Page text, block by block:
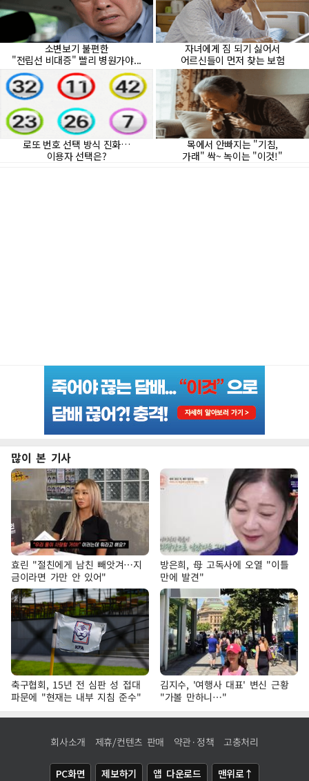
많이 본 기사
효린 "절친에게 남친 빼앗겨…지
금이라면 가만 안 있어"
방은희, 母 고독사에 오열 "이틀
만에 발견"
축구협회, 15년 전 심판 성 접대
파문에 "현재는 내부 지침 준수"
김지수, '여행사 대표' 변신 근황
"가볼 만하니…"
회사소개 제휴/컨텐츠 판매 약관·정책 고충처리
PC화면 제보하기 앱 다운로드 맨위로↑